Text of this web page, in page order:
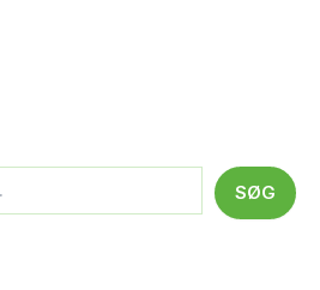
SØG